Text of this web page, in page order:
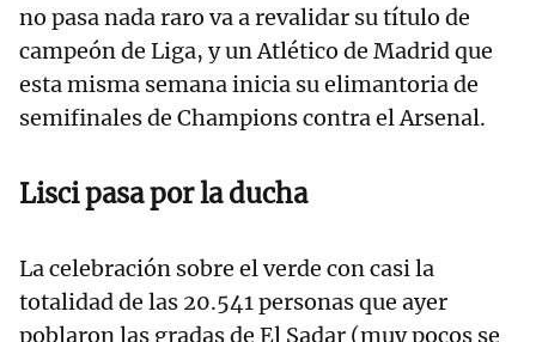
no pasa nada raro va a revalidar su título de
campeón de Liga, y un Atlético de Madrid que
esta misma semana inicia su elimantoria de
semifinales de Champions contra el Arsenal.
Lisci pasa por la ducha
La celebración sobre el verde con casi la
totalidad de las 20.541 personas que ayer
poblaron las gradas de El Sadar (muy pocos se